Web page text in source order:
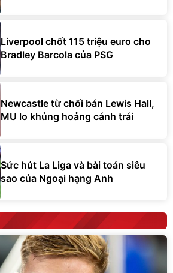
Liverpool chốt 115 triệu euro cho
Bradley Barcola của PSG
Newcastle từ chối bán Lewis Hall,
MU lo khủng hoảng cánh trái
Sức hút La Liga và bài toán siêu
sao của Ngoại hạng Anh